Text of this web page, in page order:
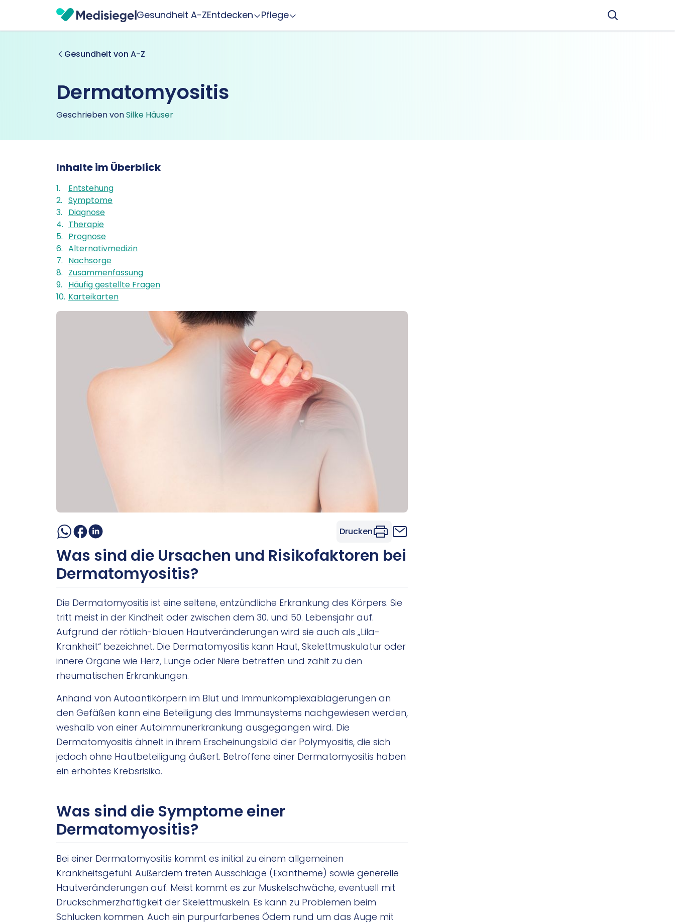
Gesundheit A-ZEntdecken Pflege
Gesundheit von A-Z
Dermatomyositis
Geschrieben vonSilke Häuser
Inhalte im Überblick
1.
Entstehung
2. Symptome
3.
Diagnose
4. Therapie
5. Prognose
6. Alternativmedizin
7. Nachsorge
8. Zusammenfassung
9.
Häufig gestellte Fragen
10. Karteikarten
Drucken
Was sind die Ursachen und Risikofaktoren bei
Dermatomyositis?
Die Dermatomyositis ist eine seltene, entzündliche Erkrankung des Körpers. Sie
tritt meist in der Kindheit oder zwischen dem 30. und 50. Lebensjahr auf.
Aufgrund der rötlich-blauen Hautveränderungen wird sie auch als „Lila-
Krankheit“ bezeichnet. Die Dermatomyositis kann Haut, Skelettmuskulatur oder
innere Organe wie Herz, Lunge oder Niere betreffen und zählt zu den
rheumatischen Erkrankungen.
Anhand von Autoantikörpern im Blut und Immunkomplexablagerungen an
den Gefäßen kann eine Beteiligung des Immunsystems nachgewiesen werden,
weshalb von einer Autoimmunerkrankung ausgegangen wird. Die
Dermatomyositis ähnelt in ihrem Erscheinungsbild der Polymyositis, die sich
jedoch ohne Hautbeteiligung äußert. Betroffene einer Dermatomyositis haben
ein erhöhtes Krebsrisiko.
Was sind die Symptome einer
Dermatomyositis?
Bei einer Dermatomyositis kommt es initial zu einem allgemeinen
Krankheitsgefühl. Außerdem treten Ausschläge (Exantheme) sowie generelle
Hautveränderungen auf. Meist kommt es zur Muskelschwäche, eventuell mit
Druckschmerzhaftigkeit der Skelettmuskeln. Es kann zu Problemen beim
Schlucken kommen. Auch ein purpurfarbenes Ödem rund um das Auge mit